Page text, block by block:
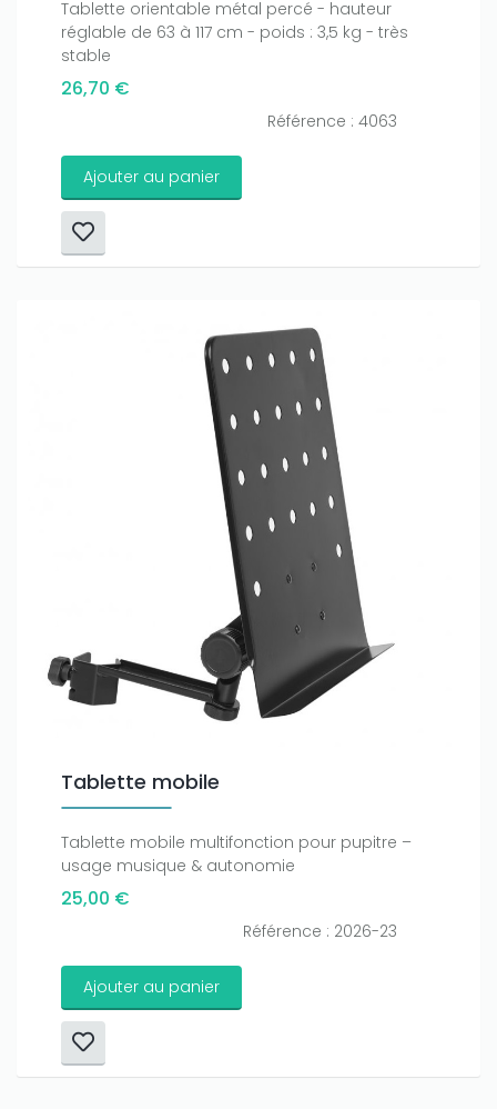
Tablette orientable métal percé - hauteur
réglable de 63 à 117 cm - poids : 3,5 kg - très
stable
26,70 €
Référence : 4063
Ajouter au panier
Tablette mobile
Tablette mobile multifonction pour pupitre –
usage musique & autonomie
25,00 €
Référence : 2026-23
Ajouter au panier